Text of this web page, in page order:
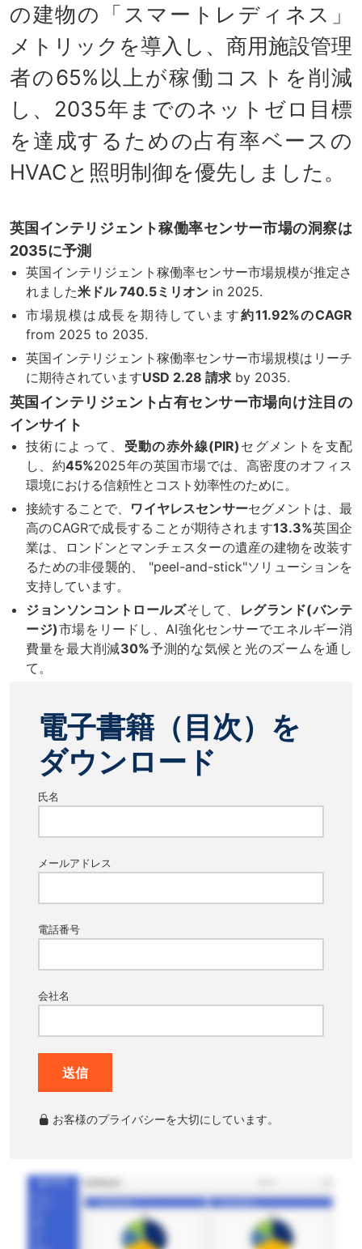
の建物の「スマートレディネス」
メトリックを導入し、商用施設管理
者の65%以上が稼働コストを削減
し、2035年までのネットゼロ目標
を達成するための占有率ベースの
HVACと照明制御を優先しました。
英国インテリジェント稼働率センサー市場の洞察は
2035に予測
英国インテリジェント稼働率センサー市場規模が推定さ
れました米ドル 740.5ミリオン in 2025.
市場規模は成長を期待しています約11.92%のCAGR
from 2025 to 2035.
英国インテリジェント稼働率センサー市場規模はリーチ
に期待されていますUSD 2.28 請求 by 2035.
英国インテリジェント占有センサー市場向け注目の
インサイト
技術によって、 受動の赤外線(PIR) セグメントを支配
し、約45%2025年の英国市場では、高密度のオフィス
環境における信頼性とコスト効率性のために。
接続することで、 ワイヤレスセンサーセグメントは、最
高のCAGRで成長することが期待されます13.3%英国企
業は、ロンドンとマンチェスターの遺産の建物を改装す
るための非侵襲的、 "peel-and-stick"ソリューションを
支持しています。
ジョンソンコントロールズそして、
レグランド(バンテ
ージ)市場をリードし、AI強化センサーでエネルギー消
費量を最大削減30%予測的な気候と光のズームを通し
て。
電子書籍（目次）を
ダウンロード
氏名
メールアドレス
電話番号
会社名
送信
お客様のプライバシーを大切にしています。